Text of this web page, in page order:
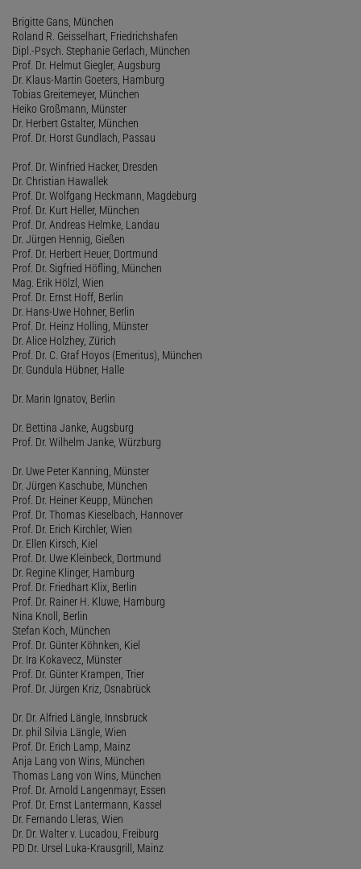
Brigitte Gans, München
Roland R. Geisselhart, Friedrichshafen
Dipl.-Psych. Stephanie Gerlach, München
Prof. Dr. Helmut Giegler, Augsburg
Dr. Klaus-Martin Goeters, Hamburg
Tobias Greitemeyer, München
Heiko Großmann, Münster
Dr. Herbert Gstalter, München
Prof. Dr. Horst Gundlach, Passau
Prof. Dr. Winfried Hacker, Dresden
Dr. Christian Hawallek
Prof. Dr. Wolfgang Heckmann, Magdeburg
Prof. Dr. Kurt Heller, München
Prof. Dr. Andreas Helmke, Landau
Dr. Jürgen Hennig, Gießen
Prof. Dr. Herbert Heuer, Dortmund
Prof. Dr. Sigfried Höfling, München
Mag. Erik Hölzl, Wien
Prof. Dr. Ernst Hoff, Berlin
Dr. Hans-Uwe Hohner, Berlin
Prof. Dr. Heinz Holling, Münster
Dr. Alice Holzhey, Zürich
Prof. Dr. C. Graf Hoyos (Emeritus), München
Dr. Gundula Hübner, Halle
Dr. Marin Ignatov, Berlin
Dr. Bettina Janke, Augsburg
Prof. Dr. Wilhelm Janke, Würzburg
Dr. Uwe Peter Kanning, Münster
Dr. Jürgen Kaschube, München
Prof. Dr. Heiner Keupp, München
Prof. Dr. Thomas Kieselbach, Hannover
Prof. Dr. Erich Kirchler, Wien
Dr. Ellen Kirsch, Kiel
Prof. Dr. Uwe Kleinbeck, Dortmund
Dr. Regine Klinger, Hamburg
Prof. Dr. Friedhart Klix, Berlin
Prof. Dr. Rainer H. Kluwe, Hamburg
Nina Knoll, Berlin
Stefan Koch, München
Prof. Dr. Günter Köhnken, Kiel
Dr. Ira Kokavecz, Münster
Prof. Dr. Günter Krampen, Trier
Prof. Dr. Jürgen Kriz, Osnabrück
Dr. Dr. Alfried Längle, Innsbruck
Dr. phil Silvia Längle, Wien
Prof. Dr. Erich Lamp, Mainz
Anja Lang von Wins, München
Thomas Lang von Wins, München
Prof. Dr. Arnold Langenmayr, Essen
Prof. Dr. Ernst Lantermann, Kassel
Dr. Fernando Lleras, Wien
Dr. Dr. Walter v. Lucadou, Freiburg
PD Dr. Ursel Luka-Krausgrill, Mainz